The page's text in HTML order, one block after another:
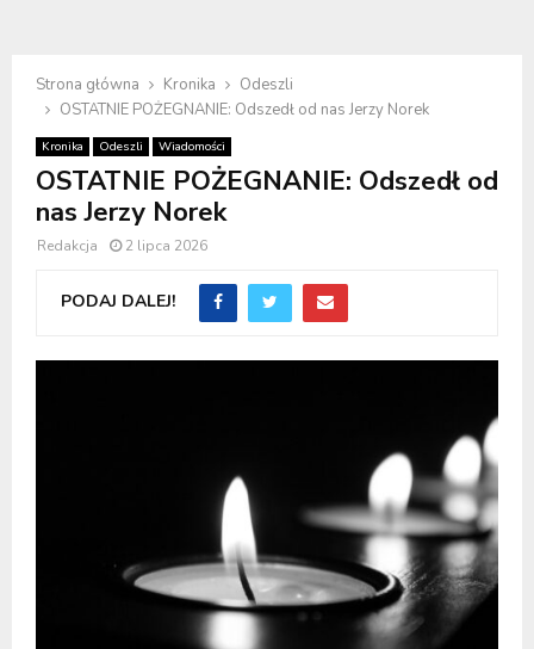
Strona główna Kronika
Odeszli
OSTATNIE POŻEGNANIE: Odszedł od nas Jerzy Norek
Kronika Odeszli Wiadomości
OSTATNIE POŻEGNANIE: Odszedł od
nas Jerzy Norek
Redakcja 2 lipca 2026
PODAJ DALEJ!